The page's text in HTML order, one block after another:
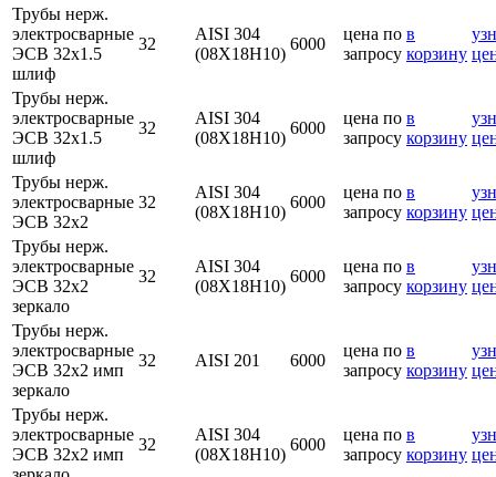
Трубы нерж.
электросварные
ЭСВ 32х1.5
шлиф
32
AISI 304
(08Х18Н10)
6000
цена по
запросу
в
корзину
Трубы нерж.
электросварные
ЭСВ 32х1.5
шлиф
32
AISI 304
(08Х18Н10)
6000
цена по
запросу
в
корзину
Трубы нерж.
электросварные
ЭСВ 32х2
32
AISI 304
(08Х18Н10)
6000
цена по
запросу
в
корзину
Трубы нерж.
электросварные
ЭСВ 32х2
зеркало
32
AISI 304
(08Х18Н10)
6000
цена по
запросу
в
корзину
Трубы нерж.
электросварные
ЭСВ 32х2 имп
зеркало
32 AISI 201 6000
цена по
запросу
в
корзину
Трубы нерж.
электросварные
ЭСВ 32х2 имп
32
AISI 304
(08Х18Н10)
6000
цена по
запросу
в
корзину